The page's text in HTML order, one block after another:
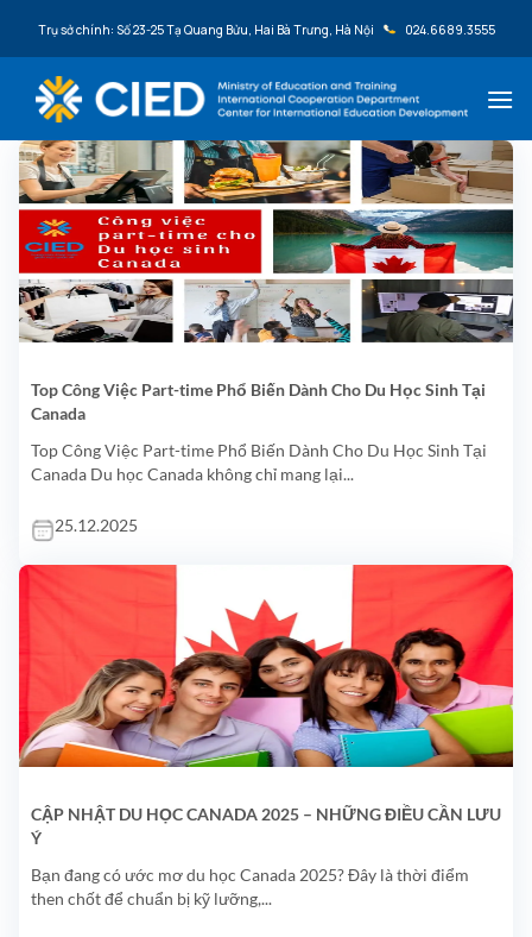
Trụ sở chính: Số 23-25 Tạ Quang Bửu, Hai Bà Trưng, Hà Nội 024.6689.3555
Top Công Việc Part-time Phổ Biến Dành Cho Du Học Sinh Tại
Canada
Top Công Việc Part-time Phổ Biến Dành Cho Du Học Sinh Tại
Canada Du học Canada không chỉ mang lại...
25.12.2025
CẬP NHẬT DU HỌC CANADA 2025 – NHỮNG ĐIỀU CẦN LƯU
Ý
Bạn đang có ước mơ du học Canada 2025? Đây là thời điểm
then chốt để chuẩn bị kỹ lưỡng,...